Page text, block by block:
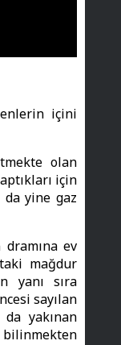
içini
olan
için
da yine gaz
dramına ev
mağdur
yanı sıra
sayılan
yakınan